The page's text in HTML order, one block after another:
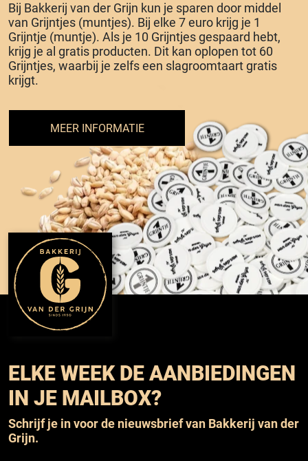
Bij Bakkerij van der Grijn kun je sparen door middel
van Grijntjes (muntjes). Bij elke 7 euro krijg je 1
Grijntje (muntje). Als je 10 Grijntjes gespaard hebt,
krijg je al gratis producten. Dit kan oplopen tot 60
Grijntjes, waarbij je zelfs een slagroomtaart gratis
krijgt.
MEER INFORMATIE
ELKE WEEK DE AANBIEDINGEN
IN JE MAILBOX?
Schrijf je in voor de nieuwsbrief van Bakkerij van der
Grijn.